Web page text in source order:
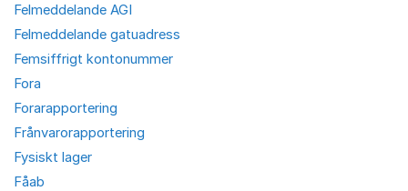
Felmeddelande AGI
Felmeddelande gatuadress
Femsiffrigt kontonummer
Fora
Forarapportering
Frånvarorapportering
Fysiskt lager
Fåab